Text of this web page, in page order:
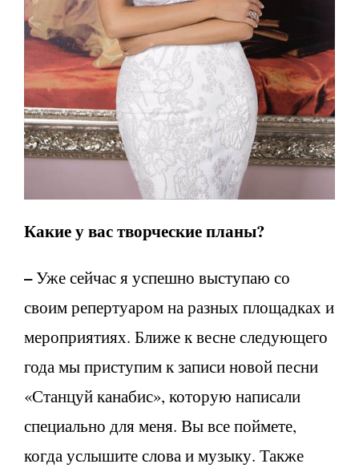
Какие у вас творческие планы?
–Уже сейчас я успешно выступаю со
своим репертуаром на разных площадках и
мероприятиях. Ближе к весне следующего
года мы приступим к записи новой песни
«Станцуй канабис», которую написали
специально для меня. Вы все поймете,
когда услышите слова и музыку. Также